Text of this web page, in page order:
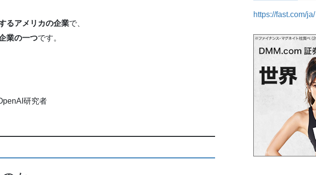
るアメリカの企業で、
業の一つです。
研究者
https://fast.com/ja/